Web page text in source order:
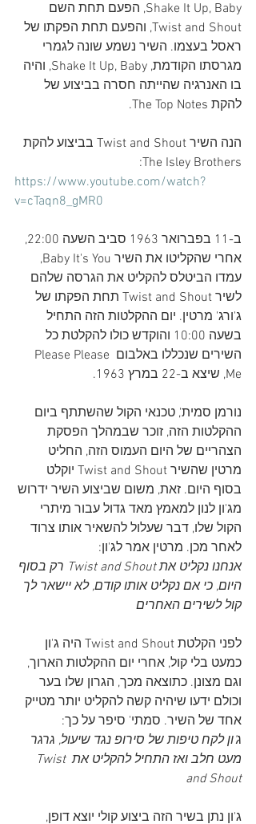
Shake It Up, Baby, הפעם תחת השם
Twist and Shout, והפעם תחת הפקתו של
ראסל בעצמו. השיר נשמע שונה לגמרי
מגרסתו הקודמת, Shake It Up, Baby, והיה
בו האנרגיה שהייתה חסרה בביצוע של
להקת The Top Notes.
הנה השיר Twist and Shout בביצוע להקת
The Isley Brothers:
https://www.youtube.com/watch?
v=cTaqn8_gMR0
ב-11 בפברואר 1963 סביב השעה 22:00,
אחרי שהקליטו את השיר Baby It's You,
עמדו הביטלס להקליט את הגרסה שלהם
לשיר Twist and Shout תחת הפקתו של
ג'ורג' מרטין. יום ההקלטות הזה התחיל
בשעה 10:00 והוקדש כולו להקלטת כל
השירים שנכללו באלבום Please Please
Me, שיצא ב-22 במרץ 1963.
נורמן סמית', טכנאי הקול שהשתתף ביום
ההקלטות הזה, זוכר שבמהלך הפסקת
הצהריים של היום העמוס הזה, החליט
מרטין שהשיר Twist and Shout יוקלט
בסוף היום. זאת, משום שביצוע השיר ידרוש
מג'ון לנון למאמץ מאד גדול עבור מיתרי
הקול שלו, דבר שעלול להשאיר אותו צרוד
לאחר מכן. מרטין אמר לג'ון:
אנחנו נקליט את Twist and Shout רק בסוף
היום, כי אם נקליט אותו קודם, לא יישאר לך
קול לשירים האחרים
לפני הקלטת Twist and Shout היה ג'ון
כמעט בלי קול, אחרי יום ההקלטות הארוך,
וגם מצונן. כתוצאה מכך, הגרון שלו בער
וכולם ידעו שיהיה קשה להקליט יותר מטייק
אחד של השיר. סמתי' סיפר על כך:
ג'ון לקח טיפות של סירופ נגד שיעול, גרגר
מעט חלב ואז התחיל להקליט את Twist
and Shout
ג'ון נתן בשיר הזה ביצוע קולי יוצא דופן,